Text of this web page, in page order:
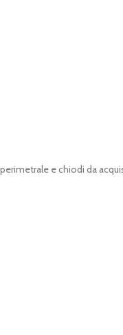
e chiodi da